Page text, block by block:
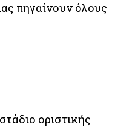
πηγαίνουν όλους
οριστικής